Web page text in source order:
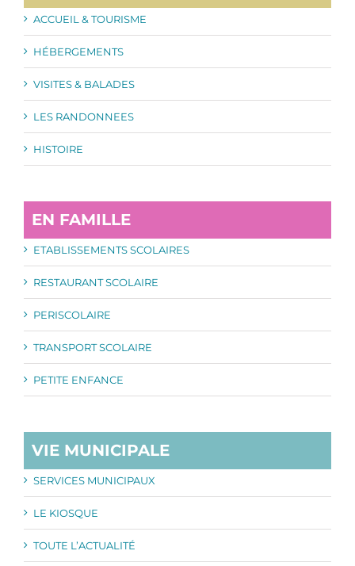
ACCUEIL & TOURISME
HÉBERGEMENTS
VISITES & BALADES
LES RANDONNEES
HISTOIRE
EN FAMILLE
ETABLISSEMENTS SCOLAIRES
RESTAURANT SCOLAIRE
PERISCOLAIRE
TRANSPORT SCOLAIRE
PETITE ENFANCE
VIE MUNICIPALE
SERVICES MUNICIPAUX
LE KIOSQUE
TOUTE L’ACTUALITÉ